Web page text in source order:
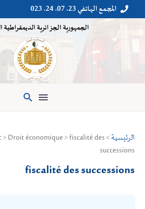

 المجمع الهاتفي 23. 07. 24. 023
الجمهورية الجزائرية الديمقراطية

الرئيسية > Droit économique > fiscalité des
successions
fiscalité des successions